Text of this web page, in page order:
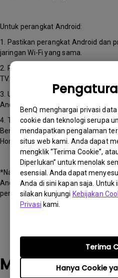
BenQ menghargai privasi
cookie dan teknologi serupa
mendapatkan pengalaman
situs web kami. Anda dapat
mengklik “Terima Cookie”,
Diperlukan” untuk menolak
esensial. Anda dapat
Anda di sini kapan saja.
silakan kunjungi Kebijakan
Privasi kami.
Hanya Cookie
Terima
Untuk perangkat Android:
1. Pastikan perangkat Android dan
jaringan Wi-Fi yang sama.
2. Pastikan proyektor Anda tetap
TV.
3. Unduh aplikasi Google Home dari
Android Anda.
4. Temukan nama perangkat BenQ
BenQGV01 untuk BenQ GV50
Home untuk mulai proyeksi.
*Nama perangkat akan berubah
Anda (pengaturan penamaan Home
pengaturan.
Model yang